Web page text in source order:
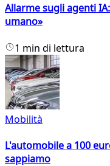
Allarme sugli agenti
umano»
1 min di lettura
Mobilità
L'automobile a 100
sappiamo